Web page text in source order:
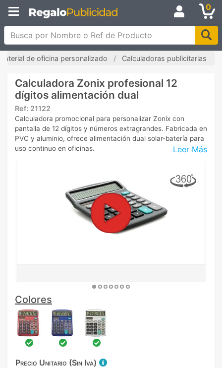
0
Busca por Nombre o Ref de Producto
de oficina personalizado Calculadoras publicitarias
Calculadora Zonix profesional 12
dígitos alimentación dual
Ref: 21122
Leer Más
Calculadora promocional para personalizar Zonix con
pantalla de 12 dígitos y números extragrandes. Fabricada en
PVC y aluminio, ofrece alimentación dual solar-batería para
uso continuo en oficinas.
Colores
Precio Unitario (Sin Iva)